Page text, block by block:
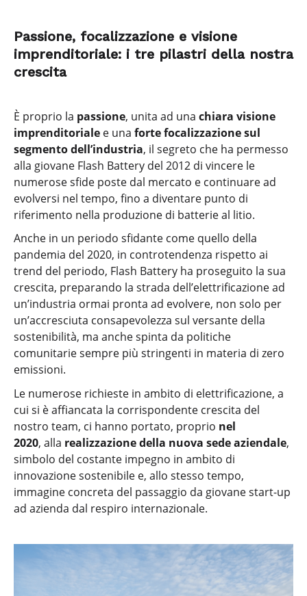
Passione, focalizzazione e visione
imprenditoriale: i tre pilastri della nostra
crescita
È proprio la passione, unita ad una chiara visione
imprenditoriale e una forte focalizzazione sul
segmento dell’industria, il segreto che ha permesso
alla giovane Flash Battery del 2012 di vincere le
numerose sfide poste dal mercato e continuare ad
evolversi nel tempo, fino a diventare punto di
riferimento nella produzione di batterie al litio.
Anche in un periodo sfidante come quello della
pandemia del 2020, in controtendenza rispetto ai
trend del periodo, Flash Battery ha proseguito la sua
crescita, preparando la strada dell’elettrificazione ad
un’industria ormai pronta ad evolvere, non solo per
un’accresciuta consapevolezza sul versante della
sostenibilità, ma anche spinta da politiche
comunitarie sempre più stringenti in materia di zero
emissioni.
Le numerose richieste in ambito di elettrificazione, a
cui si è affiancata la corrispondente crescita del
nostro team, ci hanno portato, proprio nel
2020, alla realizzazione della nuova sede aziendale,
simbolo del costante impegno in ambito di
innovazione sostenibile e, allo stesso tempo,
immagine concreta del passaggio da giovane start-up
ad azienda dal respiro internazionale.